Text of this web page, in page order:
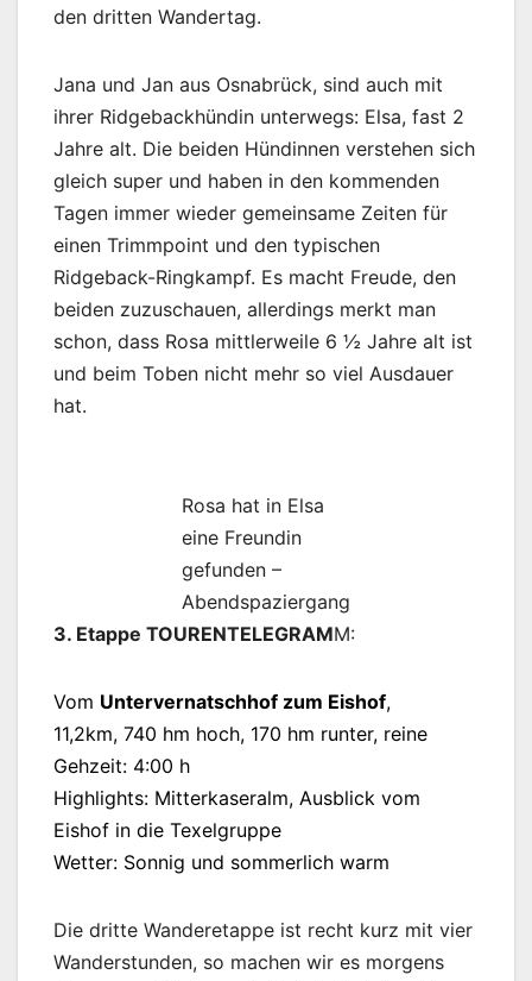
den dritten Wandertag.
Jana und Jan aus Osnabrück, sind auch mit
ihrer Ridgebackhündin unterwegs: Elsa, fast 2
Jahre alt. Die beiden Hündinnen verstehen sich
gleich super und haben in den kommenden
Tagen immer wieder gemeinsame Zeiten für
einen Trimmpoint und den typischen
Ridgeback-Ringkampf. Es macht Freude, den
beiden zuzuschauen, allerdings merkt man
schon, dass Rosa mittlerweile 6 ½ Jahre alt ist
und beim Toben nicht mehr so viel Ausdauer
hat.
Rosa hat in Elsa
eine Freundin
gefunden –
Abendspaziergang
3. Etappe TOURENTELEGRAMM:
Vom Untervernatschhof zum Eishof,
11,2km, 740 hm hoch­, 170 hm runter, reine
Gehzeit: 4:00 h
Highlights: Mitterkaseralm, Ausblick vom
Eishof in die Texelgruppe
Wetter: Sonnig und sommerlich warm
Die dritte Wanderetappe ist recht kurz mit vier
Wanderstunden, so machen wir es morgens